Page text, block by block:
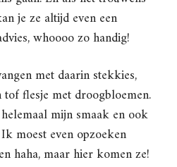
je ze altijd even een
whoooo zo handig!
met daarin stekkies,
tof flesje met droogbloemen.
mijn smaak en ook
moest even opzoeken
haha, maar hier komen ze!